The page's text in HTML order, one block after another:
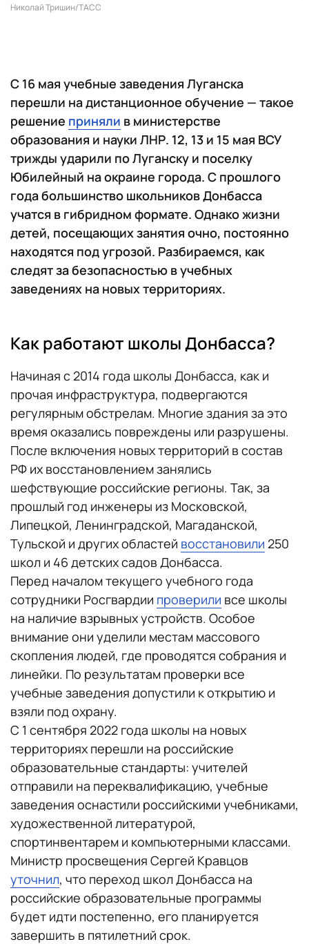
Николай Тришин/ТАСС
С 16 мая учебные заведения Луганска
перешли на дистанционное обучение — такое
решение приняли в министерстве
образования и науки ЛНР. 12, 13 и 15 мая ВСУ
трижды ударили по Луганску и поселку
Юбилейный на окраине города. С прошлого
года большинство школьников Донбасса
учатся в гибридном формате. Однако жизни
детей, посещающих занятия очно, постоянно
находятся под угрозой. Разбираемся, как
следят за безопасностью в учебных
заведениях на новых территориях.
Как работают школы Донбасса?
Начиная с 2014 года школы Донбасса, как и
прочая инфраструктура, подвергаются
регулярным обстрелам. Многие здания за это
время оказались повреждены или разрушены.
После включения новых территорий в состав
РФ их восстановлением занялись
шефствующие российские регионы. Так, за
прошлый год инженеры из Московской,
Липецкой, Ленинградской, Магаданской,
Тульской и других областей восстановили 250
школ и 46 детских садов Донбасса.
Перед началом текущего учебного года
сотрудники Росгвардии проверили все школы
на наличие взрывных устройств. Особое
внимание они уделили местам массового
скопления людей, где проводятся собрания и
линейки. По результатам проверки все
учебные заведения допустили к открытию и
взяли под охрану.
С 1 сентября 2022 года школы на новых
территориях перешли на российские
образовательные стандарты: учителей
отправили на переквалификацию, учебные
заведения оснастили российскими учебниками,
художественной литературой,
спортинвентарем и компьютерными классами.
Министр просвещения Сергей Кравцов
уточнил, что переход школ Донбасса на
российские образовательные программы
будет идти постепенно, его планируется
завершить в пятилетний срок.